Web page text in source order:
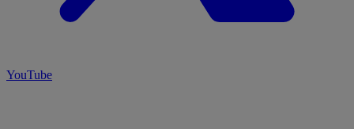
YouTube